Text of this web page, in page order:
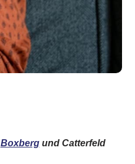
Boxbergund Catterfeld